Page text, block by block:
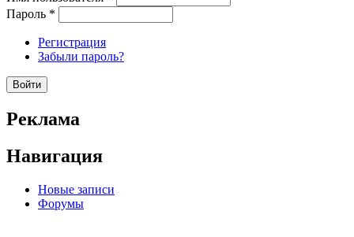
Пароль *
Регистрация
Забыли пароль?
Реклама
Навигация
Новые записи
Форумы